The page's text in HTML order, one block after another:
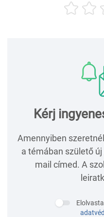
Kérj
Amennyiben
a témában születő
mail címed. A